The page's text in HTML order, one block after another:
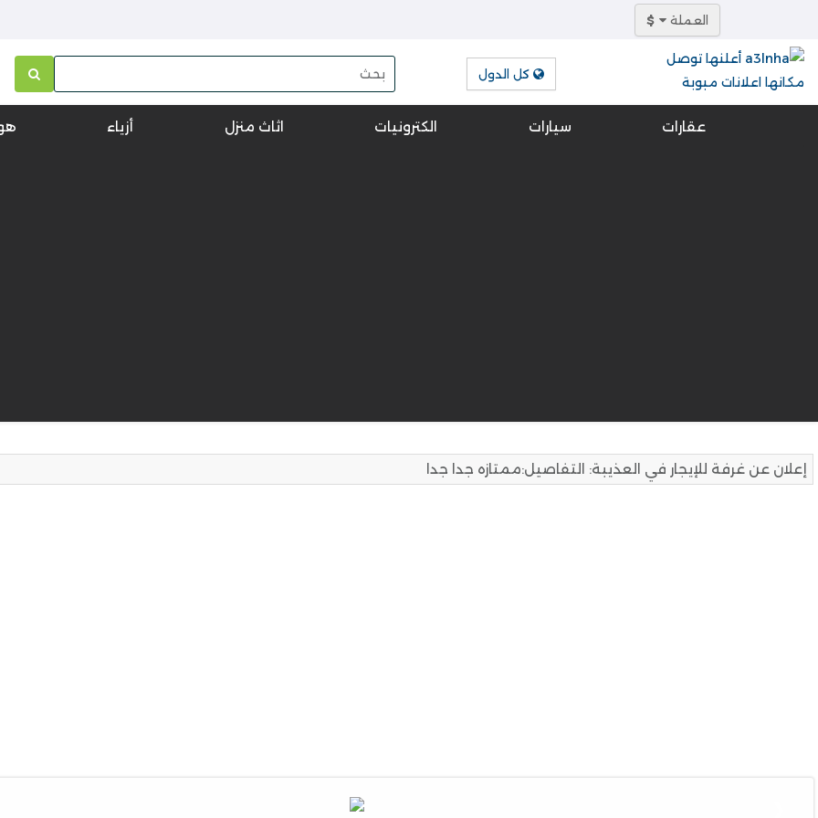
$ العملة
كل الدول
عقارات سيارات الكترونيات اثاث منزل أزياء
إعلان عن غرفة للإيجار في العذيبة: التفاصيل:ممتازه جدا جدا